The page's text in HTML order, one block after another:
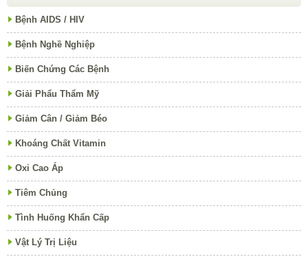
Bệnh AIDS / HIV
Bệnh Nghề Nghiệp
Biến Chứng Các Bệnh
Giải Phẩu Thẩm Mỹ
Giảm Cân / Giảm Béo
Khoáng Chất Vitamin
Oxi Cao Áp
Tiêm Chủng
Tình Huống Khẩn Cấp
Vật Lý Trị Liệu